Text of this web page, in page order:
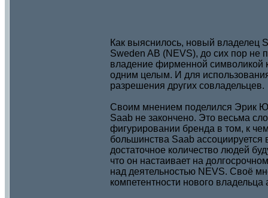
Как выяснилось, новый владелец
Sweden AB (NEVS), до сих пор не
владение фирменной символикой
одним целым. И для
разрешения других совладельцев.
Своим мнением поделился Эрик
Saab не закончено. Это весьма
фигурировании бренда в том, к
большинства Saab
достаточное количество людей
что он настаивает на
над деятельностью NEVS. Своё
компетентности нового